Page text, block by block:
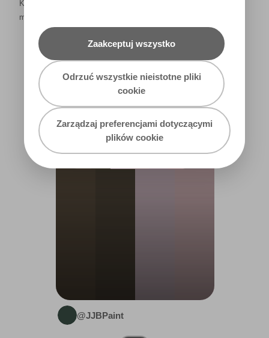
Zaakceptuj wszystko
Odrzuć wszystkie nieistotne pliki
cookie
Zarządzaj preferencjami dotyczącymi
plików cookie
Kolory, które są widoczne na monitorze i/lub kolory drukowane,
mogą się różnić od rzeczywistych, dostępnych w sklepach.
GUEST
BEDROOM /
@JJBPaint